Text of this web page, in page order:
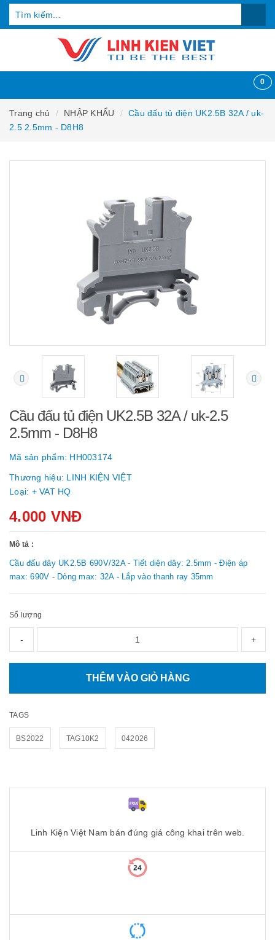
0
Trang chủ NHẬP KHẨU
Cầu đấu tủ điện UK2.5B 32A / uk-
2.5 2.5mm - D8H8
Cầu đấu tủ điện UK2.5B 32A / uk-2.5
2.5mm - D8H8
Mã sản phẩm: HH003174
Thương hiệu: LINH KIỆN VIỆT
Loại: + VAT HQ
4.000 VNĐ
Mô tả :
Cầu đấu dây UK2.5B 690V/32A - Tiết diện dây: 2.5mm - Điện áp
max: 690V - Dòng max: 32A - Lắp vào thanh ray 35mm
Số lượng
- +
THÊM VÀO GIỎ HÀNG
TAGS
BS2022 TAG10K2 042026
Linh Kiện Việt Nam bán đúng giá công khai trên web.